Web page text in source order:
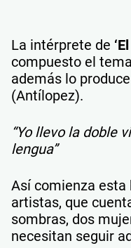
La intérprete de
compuesto el
además lo
(Antílopez).
“Yo llevo la doble
lengua”
Así comienza
artistas, que
sombras, dos
necesitan seguir